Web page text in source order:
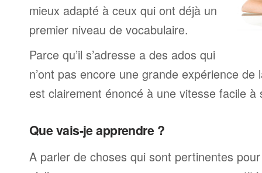
mieux adapté à ceux qui ont déjà un
premier niveau de vocabulaire.
Parce qu’il s’adresse a des ados qui
n’ont pas encore une grande expérience de
est clairement énoncé à une vitesse facile à
Que vais-je apprendre ?
A parler de choses qui sont pertinentes